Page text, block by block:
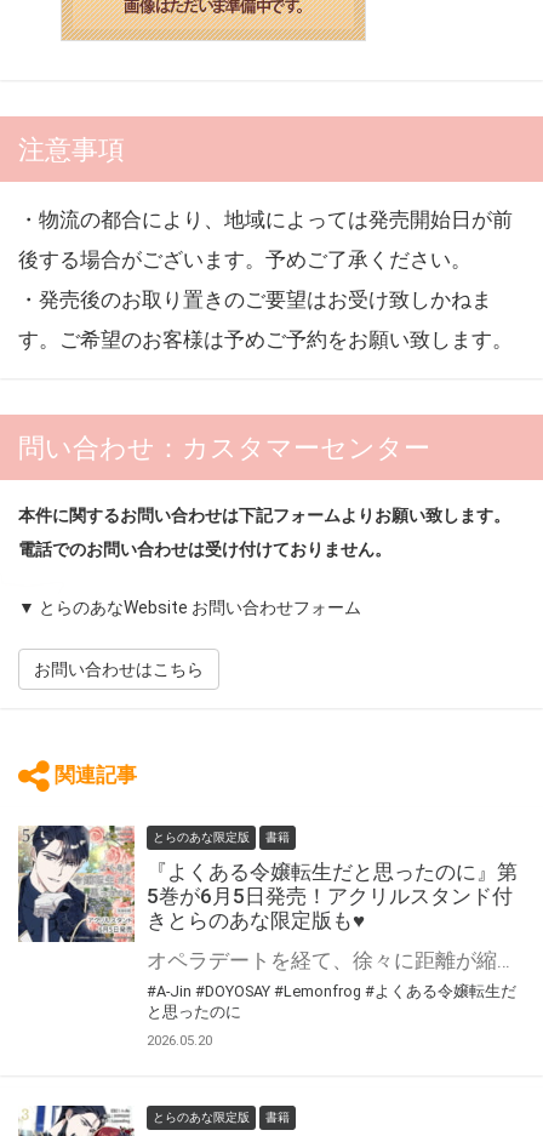
注意事項
・物流の都合により、地域によっては発売開始日が前
後する場合がございます。予めご了承ください。
・発売後のお取り置きのご要望はお受け致しかねま
す。ご希望のお客様は予めご予約をお願い致します。
問い合わせ：カスタマーセンター
本件に関するお問い合わせは下記フォームよりお願い致します。
電話でのお問い合わせは受け付けておりません。
▼ とらのあなWebsite お問い合わせフォーム
お問い合わせはこちら
関連記事
とらのあな限定版 書籍
『よくある令嬢転生だと思ったのに』第
5巻が6月5日発売！アクリルスタンド付
きとらのあな限定版も♥
#A-Jin #DOYOSAY #Lemonfrog #よくある令嬢転生だ
と思ったのに
2026.05.20
とらのあな限定版 書籍